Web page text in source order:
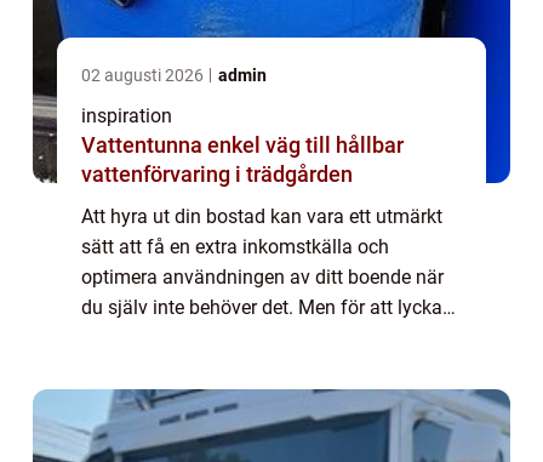
02 augusti 2026 admin
inspiration
Vattentunna enkel väg till hållbar
vattenförvaring i trädgården
Att hyra ut din bostad kan vara ett utmärkt
sätt att få en extra inkomstkälla och
optimera användningen av ditt boende när
du själv inte behöver det. Men för att lyckas